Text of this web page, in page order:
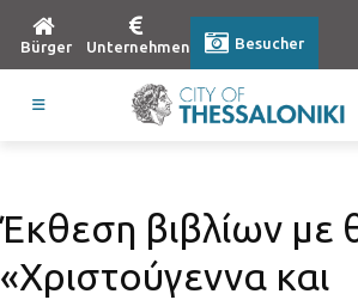
Bürger Unternehmen Besucher
Έκθεση βιβλίων με
«Χριστούγεννα και